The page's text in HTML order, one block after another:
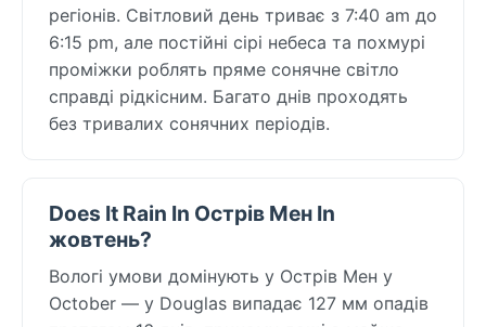
регіонів. Світловий день триває з 7:40 am до
6:15 pm, але постійні сірі небеса та похмурі
проміжки роблять пряме сонячне світло
справді рідкісним. Багато днів проходять
без тривалих сонячних періодів.
Does It Rain In Острів Мен In
жовтень?
Вологі умови домінують у Острів Мен у
October — у Douglas випадає 127 мм опадів